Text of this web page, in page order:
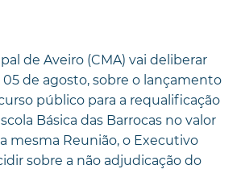
de Aveiro (CMA) vai deliberar
de agosto, sobre o lançamento
público para a requalificação
Básica das Barrocas no valor
mesma Reunião, o Executivo
sobre a não adjudicação do